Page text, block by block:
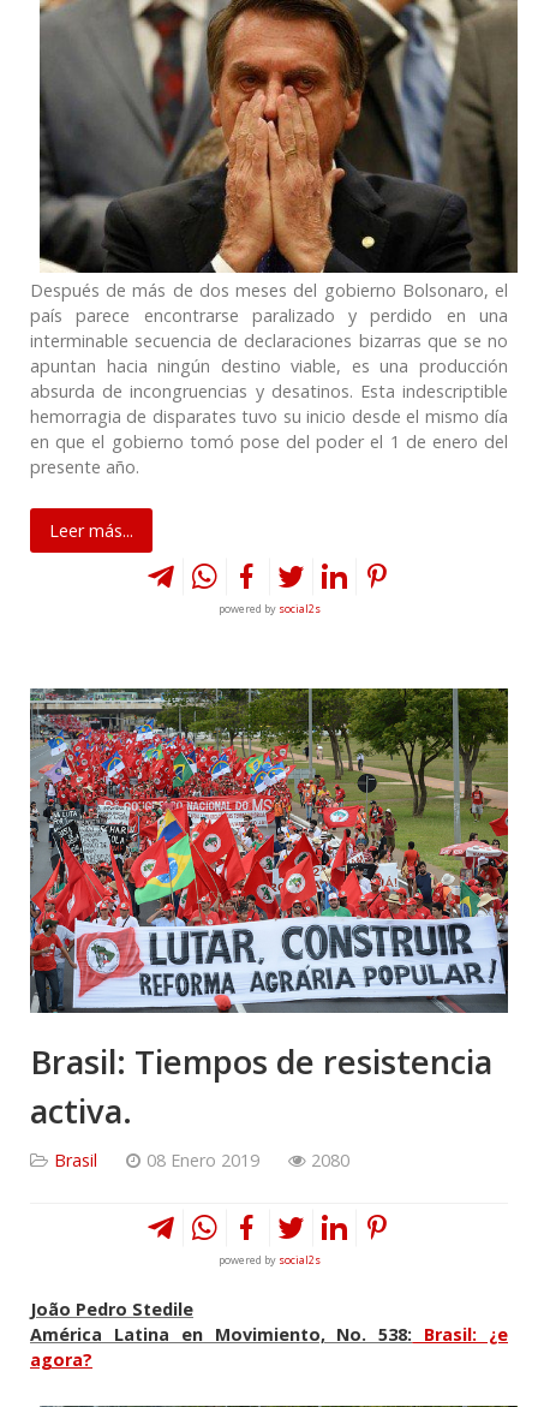
Después de más de dos meses del gobierno Bolsonaro, el
país parece encontrarse paralizado y perdido en una
interminable secuencia de declaraciones bizarras que se no
apuntan hacia ningún destino viable, es una producción
absurda de incongruencias y desatinos. Esta indescriptible
hemorragia de disparates tuvo su inicio desde el mismo día
en que el gobierno tomó pose del poder el 1 de enero del
presente año.
Leer más...
powered by social2s
Brasil: Tiempos de resistencia
activa.
Brasil 08 Enero 2019 2080
powered by social2s
João Pedro Stedile
América Latina en Movimiento, No. 538: Brasil: ¿e
agora?